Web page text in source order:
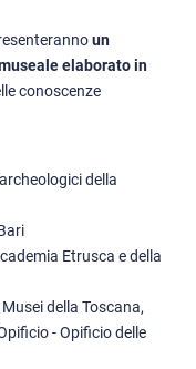
un
elaborato in
conoscenze
della
Etrusca e della
della Toscana,
- Opificio delle